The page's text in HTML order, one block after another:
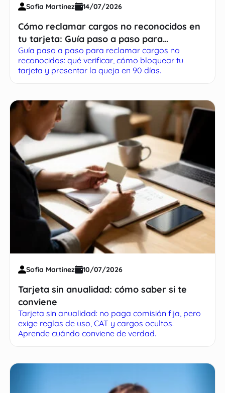
Sofia Martinez 14/07/2026
Cómo reclamar cargos no reconocidos en
tu tarjeta: Guía paso a paso para
recuperar tu dinero
Guía paso a paso para reclamar cargos no
reconocidos: qué verificar, cómo bloquear tu
tarjeta y presentar la queja en 90 días.
Sofia Martinez 10/07/2026
Tarjeta sin anualidad: cómo saber si te
conviene
Tarjeta sin anualidad: no paga comisión fija, pero
exige reglas de uso, CAT y cargos ocultos.
Aprende cuándo conviene de verdad.